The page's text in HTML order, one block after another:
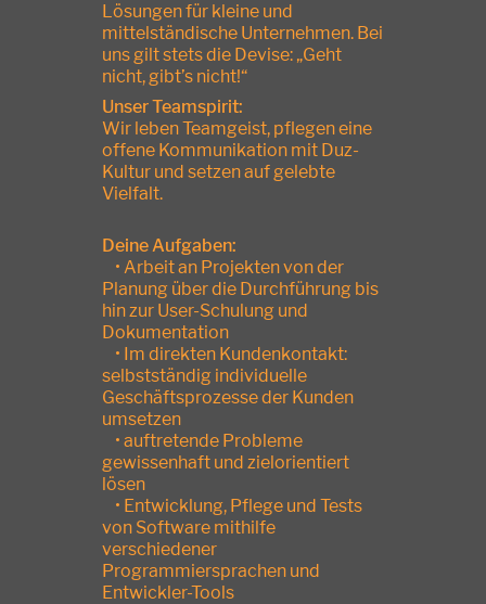
Lösungen für kleine und
mittelständische Unternehmen. Bei
uns gilt stets die Devise: „Geht
nicht, gibt’s nicht!“
Unser Teamspirit:
Wir leben Teamgeist, pflegen eine
offene Kommunikation mit Duz-
Kultur und setzen auf gelebte
Vielfalt.
Deine Aufgaben:
• Arbeit an Projekten von der
Planung über die Durchführung bis
hin zur User-Schulung und
Dokumentation
• Im direkten Kundenkontakt:
selbstständig individuelle
Geschäftsprozesse der Kunden
umsetzen
• auftretende Probleme
gewissenhaft und zielorientiert
lösen
• Entwicklung, Pflege und Tests
von Software mithilfe
verschiedener
Programmiersprachen und
Entwickler-Tools